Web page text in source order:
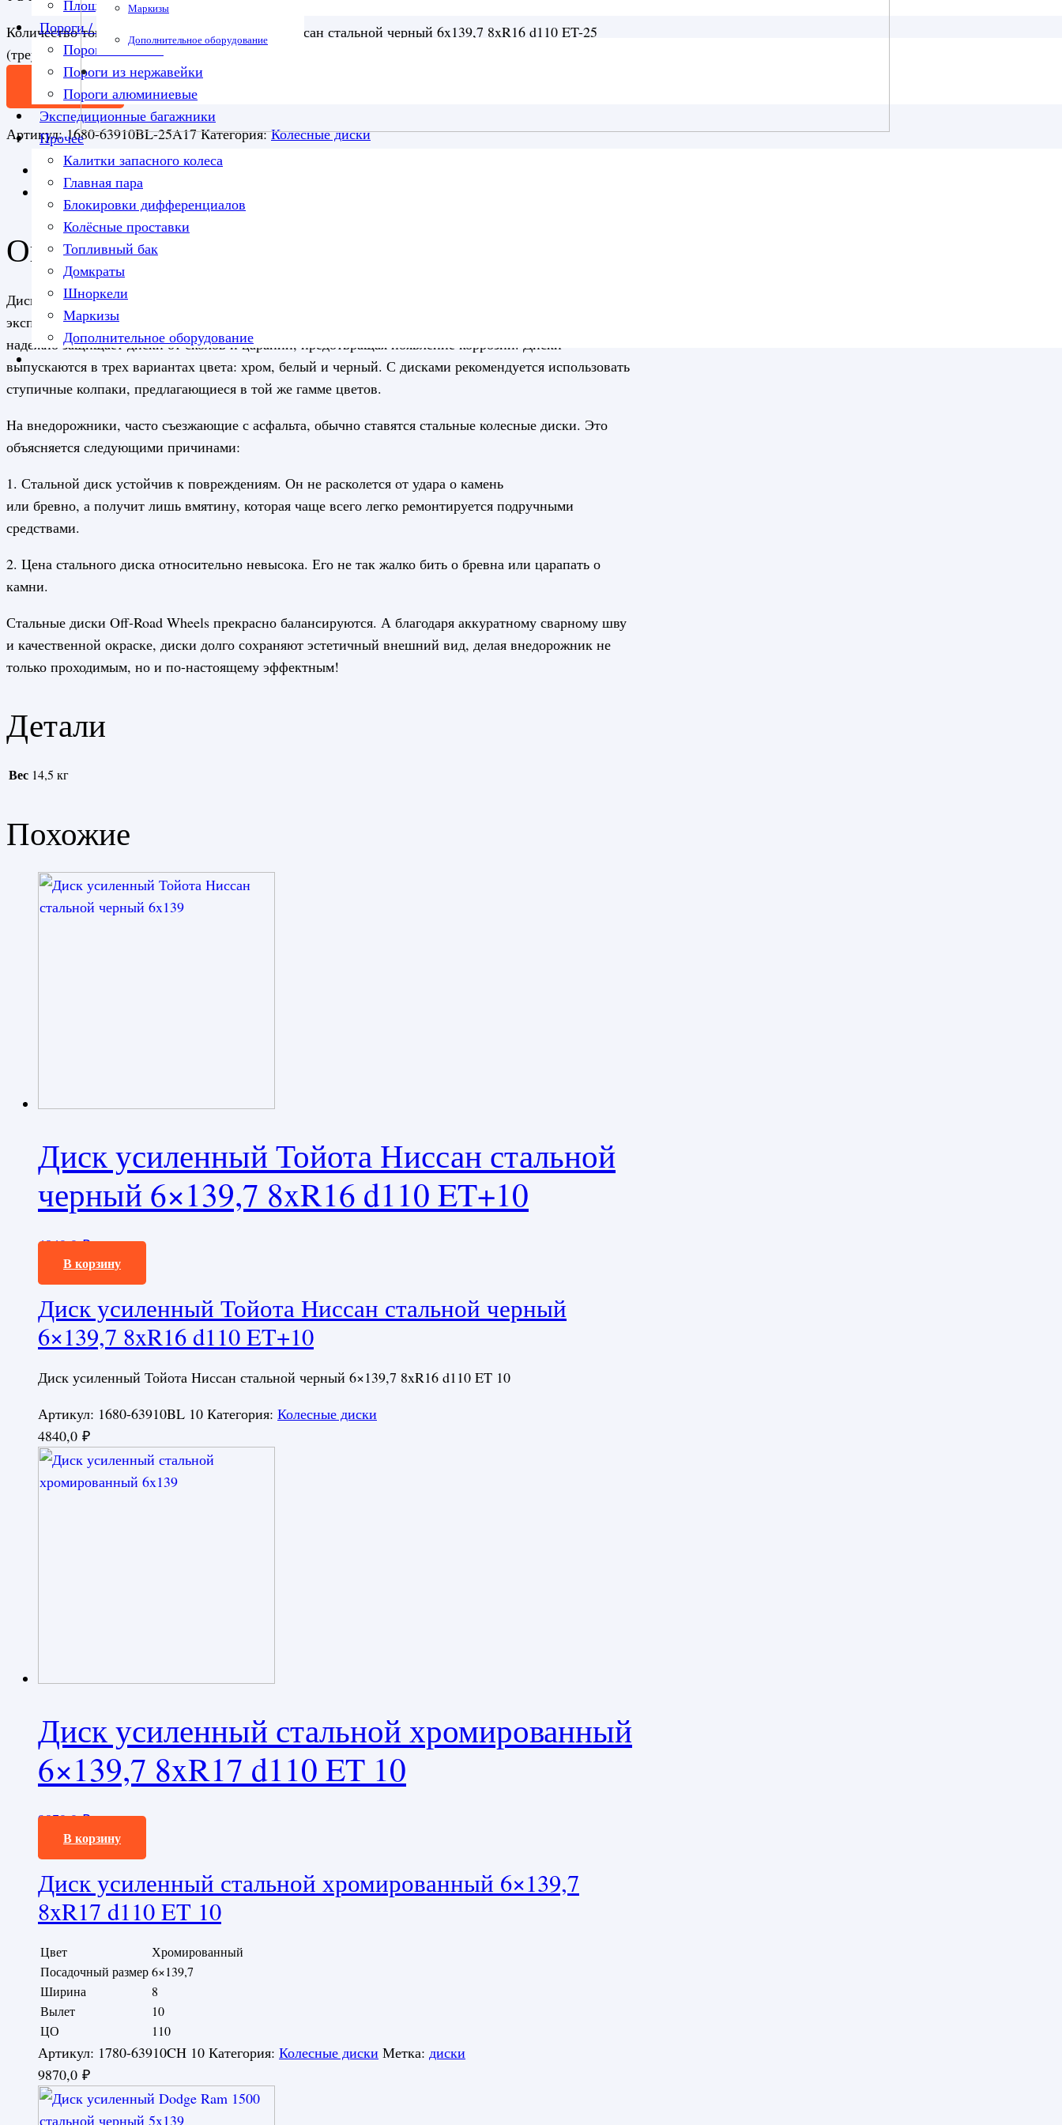
Маркизы
Дополнительное оборудование
Площадка под лебедку
Пороги / подножки
Пороги силовые
Пороги из нержавейки
Пороги алюминиевые
Экспедиционные багажники
Прочее
Калитки запасного колеса
Главная пара
Блокировки дифференциалов
Колёсные проставки
Топливный бак
Домкраты
Шноркели
Маркизы
Дополнительное оборудование
Количество товара Диск усиленный Тойота Ниссан стальной черный 6x139,7 8xR16 d110 ET-25
(треуг. мелкий)
В корзину
Артикул:1680-63910BL-25A17 Категория:Колесные диски
Описание
Детали
Описание
Диски Off-Road Wheels не боятся высоких нагрузок, они разрабатываются специально для
эксплуатации на бездорожье. Специальная порошковая окраска образует прочное покрытие, которое
надежно защищает диски от сколов и царапин, предотвращая появление коррозии. Диски
выпускаются в трех вариантах цвета: хром, белый и черный. С дисками рекомендуется использовать
ступичные колпаки, предлагающиеся в той же гамме цветов.
На внедорожники, часто съезжающие с асфальта, обычно ставятся стальные колесные диски. Это
объясняется следующими причинами:
1. Стальной диск устойчив к повреждениям. Он не расколется от удара о камень
или бревно, а получит лишь вмятину, которая чаще всего легко ремонтируется подручными
средствами.
2. Цена стального диска относительно невысока. Его не так жалко бить о бревна или царапать о
камни.
Стальные диски Off-Road Wheels прекрасно балансируются. А благодаря аккуратному сварному шву
и качественной окраске, диски долго сохраняют эстетичный внешний вид, делая внедорожник не
только проходимым, но и по-настоящему эффектным!
Детали
Вес 14,5 кг
Похожие
Диск усиленный Тойота Ниссан стальной
черный 6×139,7 8xR16 d110 ET+10
4840,0₽
В корзину
Диск усиленный Тойота Ниссан стальной черный
6×139,7 8xR16 d110 ET+10
Диск усиленный Тойота Ниссан стальной черный 6×139,7 8xR16 d110 ET 10
Артикул: 1680-63910BL 10 Категория: Колесные диски
4840,0 ₽
Диск усиленный стальной хромированный
6×139,7 8xR17 d110 ET 10
9870,0₽
В корзину
Диск усиленный стальной хромированный 6×139,7
8xR17 d110 ET 10
Цвет
Хромированный
Посадочный размер6×139,7
Ширина
8
Вылет
10
ЦО
110
Артикул: 1780-63910CH 10 Категория: Колесные диски Метка: диски
9870,0 ₽